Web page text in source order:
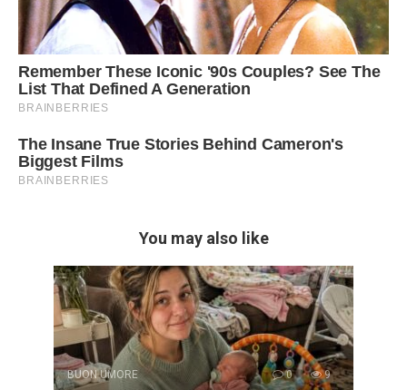
You may also like
BUON UMORE 0 9